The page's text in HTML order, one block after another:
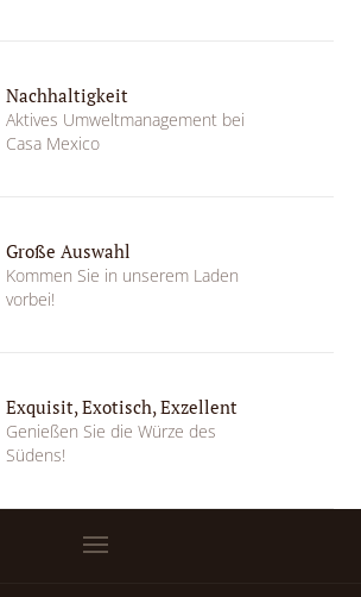
Nachhaltigkeit
Aktives Umweltmanagement bei
Casa Mexico
Große Auswahl
Kommen Sie in unserem Laden
vorbei!
Exquisit, Exotisch, Exzellent
Genießen Sie die Würze des
Südens!